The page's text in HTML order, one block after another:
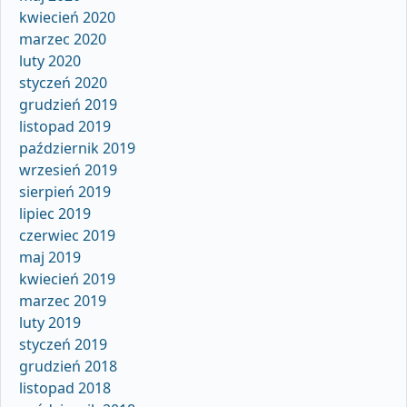
kwiecień 2020
marzec 2020
luty 2020
styczeń 2020
grudzień 2019
listopad 2019
październik 2019
wrzesień 2019
sierpień 2019
lipiec 2019
czerwiec 2019
maj 2019
kwiecień 2019
marzec 2019
luty 2019
styczeń 2019
grudzień 2018
listopad 2018